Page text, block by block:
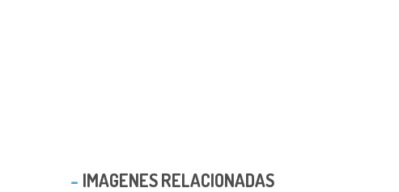
IMAGENES RELACIONADAS